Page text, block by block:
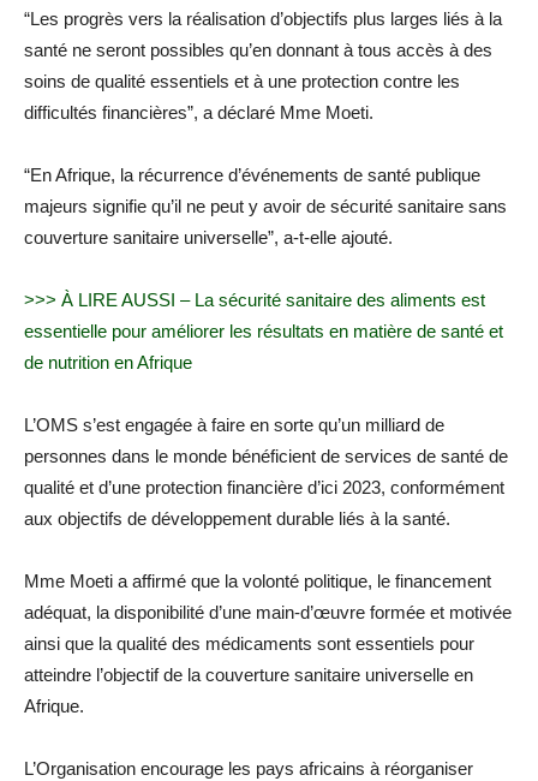
“Les progrès vers la réalisation d’objectifs plus larges liés à la
santé ne seront possibles qu’en donnant à tous accès à des
soins de qualité essentiels et à une protection contre les
difficultés financières”, a déclaré Mme Moeti.
“En Afrique, la récurrence d’événements de santé publique
majeurs signifie qu’il ne peut y avoir de sécurité sanitaire sans
couverture sanitaire universelle”, a-t-elle ajouté.
>>> À LIRE AUSSI – La sécurité sanitaire des aliments est
essentielle pour améliorer les résultats en matière de santé et
de nutrition en Afrique
L’OMS s’est engagée à faire en sorte qu’un milliard de
personnes dans le monde bénéficient de services de santé de
qualité et d’une protection financière d’ici 2023, conformément
aux objectifs de développement durable liés à la santé.
Mme Moeti a affirmé que la volonté politique, le financement
adéquat, la disponibilité d’une main-d’œuvre formée et motivée
ainsi que la qualité des médicaments sont essentiels pour
atteindre l’objectif de la couverture sanitaire universelle en
Afrique.
L’Organisation encourage les pays africains à réorganiser